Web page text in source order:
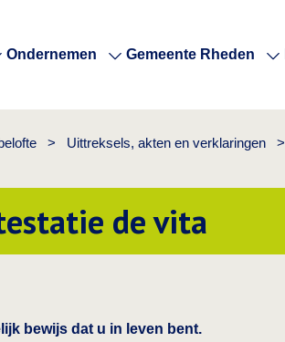
Ondernemen Gemeente Rheden
> Uittreksels, akten en verklaringen >
de vita
bewijs dat u in leven bent.